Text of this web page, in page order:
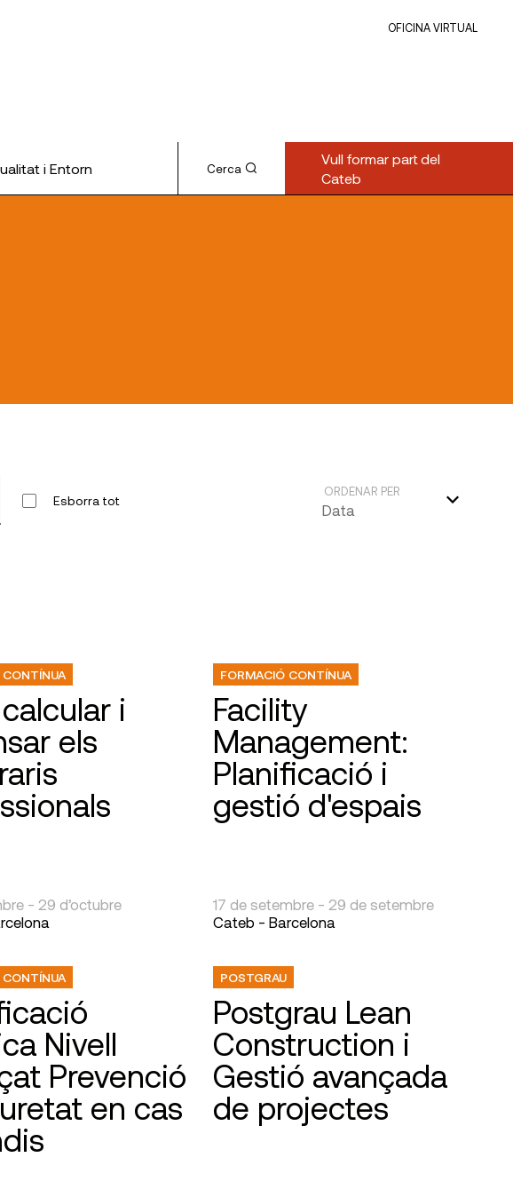
OFICINA VIRTUAL
i Entorn Cerca
Vull formar part del
Cateb
Esborra tot
ORDENAR PER
i
els
- 29 d’octubre
FORMACIÓ CONTÍNUA
Facility
Management:
Planificació i
gestió d'espais
17 de setembre - 29 de setembre
Cateb - Barcelona
Nivell
Prevenció
en cas
POSTGRAU
Postgrau Lean
Construction i
Gestió avançada
de projectes